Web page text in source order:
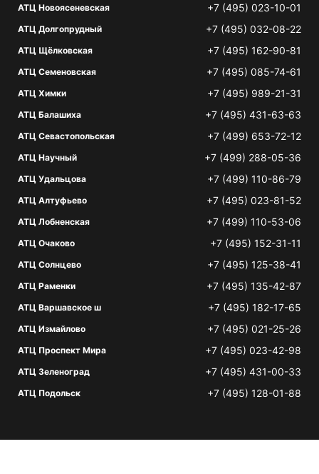
АТЦ Новоясеневская +7 (495) 023-10-01
АТЦ Долгопрудный +7 (495) 032-08-22
АТЦ Щёлковская +7 (495) 162-90-81
АТЦ Семеновская +7 (495) 085-74-61
АТЦ Химки +7 (495) 989-21-31
АТЦ Балашиха +7 (495) 431-63-63
АТЦ Севастопольская +7 (499) 653-72-12
АТЦ Научный +7 (499) 288-05-36
АТЦ Удальцова +7 (499) 110-86-79
АТЦ Алтуфьево +7 (495) 023-81-52
АТЦ Лобненская +7 (499) 110-53-06
АТЦ Очаково +7 (495) 152-31-11
АТЦ Солнцево +7 (495) 125-38-41
АТЦ Раменки +7 (495) 135-42-87
АТЦ Варшавское ш +7 (495) 182-17-65
АТЦ Измайлово +7 (495) 021-25-26
АТЦ Проспект Мира +7 (495) 023-42-98
АТЦ Зеленоград +7 (495) 431-00-33
АТЦ Подольск +7 (495) 128-01-88